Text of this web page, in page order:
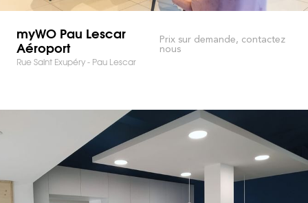
myWO Pau Lescar
Aéroport
Rue Saint Exupéry - Pau Lescar
Prix sur demande, contactez
nous